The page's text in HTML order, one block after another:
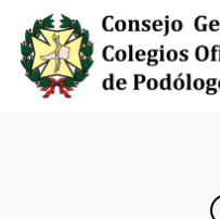
main
content